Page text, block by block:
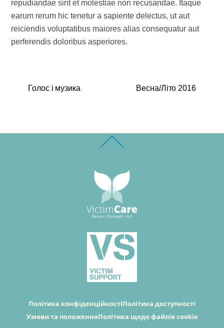
repudiandae sint et molestiae non recusandae. Itaque
earum rerum hic tenetur a sapiente delectus, ut aut
reiciendis voluptatibus maiores alias consequatur aut
perferendis doloribus asperiores.
Голос і музика Весна/Літо 2016
To
Політика конфіденційностіПолітика доступності
Умови та положенняПолітика щодо файлів cookie